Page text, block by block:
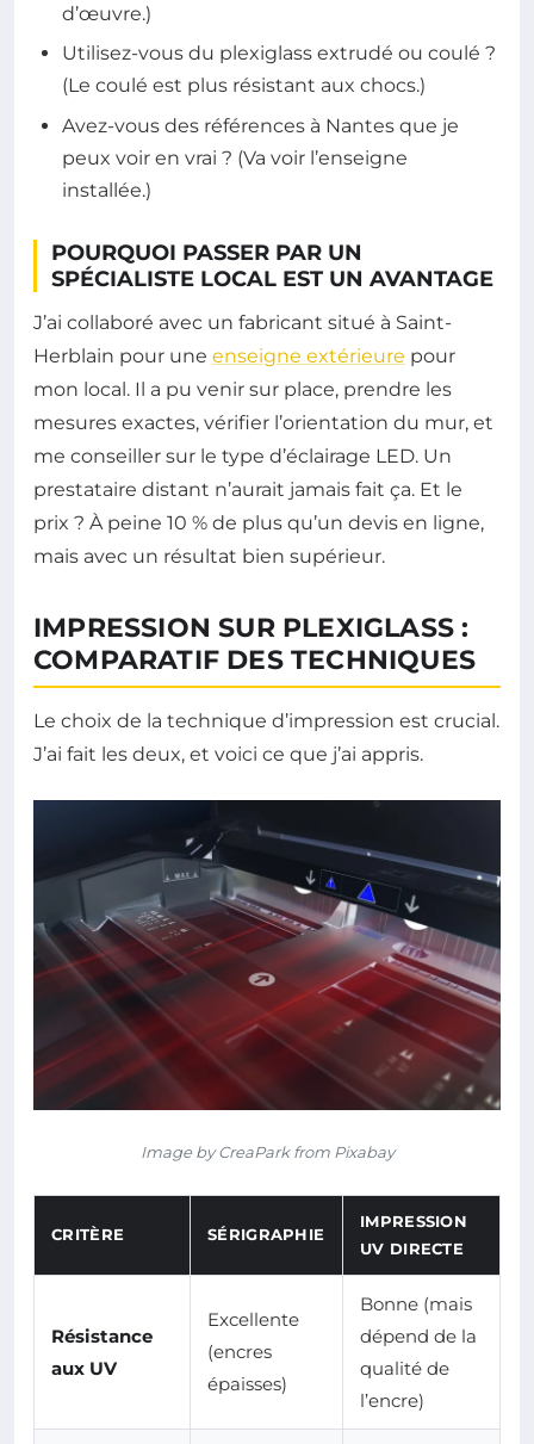
d’œuvre.)
Utilisez-vous du plexiglass extrudé ou coulé ?
(Le coulé est plus résistant aux chocs.)
Avez-vous des références à Nantes que je
peux voir en vrai ? (Va voir l’enseigne
installée.)
POURQUOI PASSER PAR UN
SPÉCIALISTE LOCAL EST UN AVANTAGE
J’ai collaboré avec un fabricant situé à Saint-
Herblain pour une enseigne extérieure pour
mon local. Il a pu venir sur place, prendre les
mesures exactes, vérifier l’orientation du mur, et
me conseiller sur le type d’éclairage LED. Un
prestataire distant n’aurait jamais fait ça. Et le
prix ? À peine 10 % de plus qu’un devis en ligne,
mais avec un résultat bien supérieur.
IMPRESSION SUR PLEXIGLASS :
COMPARATIF DES TECHNIQUES
Le choix de la technique d’impression est crucial.
J’ai fait les deux, et voici ce que j’ai appris.
Image by CreaPark from Pixabay
CRITÈRE SÉRIGRAPHIE
IMPRESSION
UV DIRECTE
Résistance
aux UV
Excellente
(encres
épaisses)
Bonne (mais
dépend de la
qualité de
l’encre)